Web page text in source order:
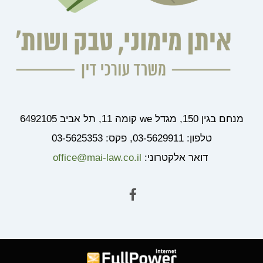
מנחם בגין 150, מגדל we קומה 11, תל אביב 6492105
טלפון: 03-5629911, פקס: 03-5625353
דואר אלקטרוני: office@mai-law.co.il